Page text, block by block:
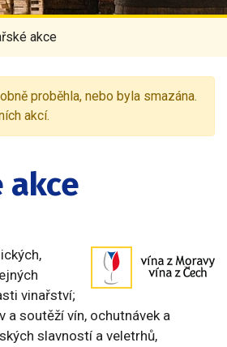
akce
proběhla, nebo byla smazána.
akcí.
akce
vinařství;
a soutěží vín, ochutnávek a
slavností a veletrhů,